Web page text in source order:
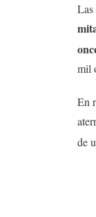
Las
mil
En
de